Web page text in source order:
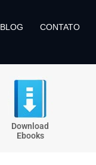
BLOG CONTATO
Download
Ebooks